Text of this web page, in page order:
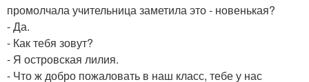
промолчала учительница заметила это - новенькая?
- Да.
- Как тебя зовут?
- Я островская лилия.
- Что ж добро пожаловать в наш класс, тебе у нас